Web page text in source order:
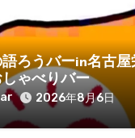
ろうバーin名古屋
ゃべりバー
2026年8月6日